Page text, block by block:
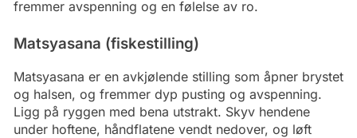
fremmer avspenning og en følelse av ro.
Matsyasana (fiskestilling)
Matsyasana er en avkjølende stilling som åpner brystet
og halsen, og fremmer dyp pusting og avspenning.
Ligg på ryggen med bena utstrakt. Skyv hendene
under hoftene, håndflatene vendt nedover, og løft